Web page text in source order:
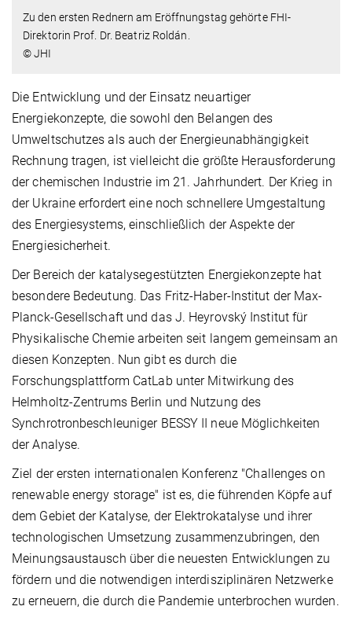
Zu den ersten Rednern am Eröffnungstag gehörte FHI-
Direktorin Prof. Dr. Beatriz Roldán.
© JHI
Die Entwicklung und der Einsatz neuartiger
Energiekonzepte, die sowohl den Belangen des
Umweltschutzes als auch der Energieunabhängigkeit
Rechnung tragen, ist vielleicht die größte Herausforderung
der chemischen Industrie im 21. Jahrhundert. Der Krieg in
der Ukraine erfordert eine noch schnellere Umgestaltung
des Energiesystems, einschließlich der Aspekte der
Energiesicherheit.
Der Bereich der katalysegestützten Energiekonzepte hat
besondere Bedeutung. Das Fritz-Haber-Institut der Max-
Planck-Gesellschaft und das J. Heyrovský Institut für
Physikalische Chemie arbeiten seit langem gemeinsam an
diesen Konzepten. Nun gibt es durch die
Forschungsplattform CatLab unter Mitwirkung des
Helmholtz-Zentrums Berlin und Nutzung des
Synchrotronbeschleuniger BESSY II neue Möglichkeiten
der Analyse.
Ziel der ersten internationalen Konferenz "Challenges on
renewable energy storage" ist es, die führenden Köpfe auf
dem Gebiet der Katalyse, der Elektrokatalyse und ihrer
technologischen Umsetzung zusammenzubringen, den
Meinungsaustausch über die neuesten Entwicklungen zu
fördern und die notwendigen interdisziplinären Netzwerke
zu erneuern, die durch die Pandemie unterbrochen wurden.